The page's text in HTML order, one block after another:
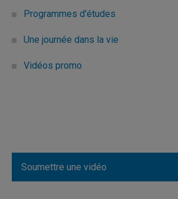
Programmes d'études
Une journée dans la vie
Vidéos promo
Soumettre une vidéo